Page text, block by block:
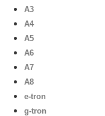
A3
A4
A5
A6
A7
A8
e-tron
g-tron